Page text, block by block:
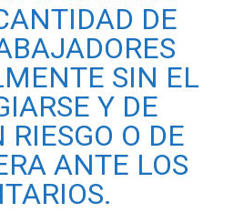
DE
SIN EL
Y DE
O DE
ANTE LOS